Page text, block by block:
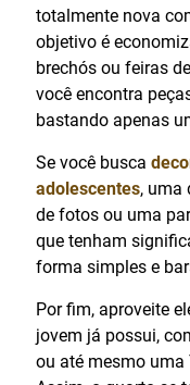
totalmente nova
objetivo é
brechós ou feiras
você encontra
bastando apenas
Se você busca
adolescentes, uma
de fotos ou uma
que tenham
forma simples e
Por fim, aproveite
jovem já possui,
ou até mesmo uma